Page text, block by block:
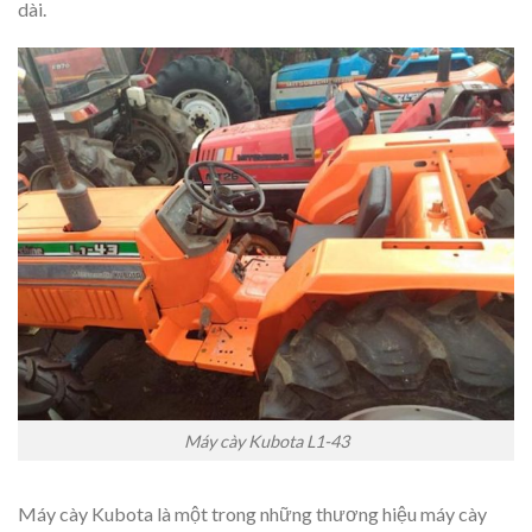
dài.
Máy cày Kubota L1-43
Máy cày Kubota là một trong những thương hiệu máy cày